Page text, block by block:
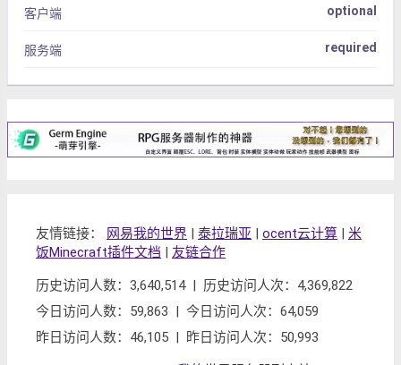
客户端 optional
服务端 required
友情链接： 网易我的世界 | 泰拉瑞亚 | ocent云计算 | 米
饭Minecraft插件文档 | 友链合作
历史访问人数：3,640,514 | 历史访问人次：4,369,822
今日访问人数：59,863 | 今日访问人次：64,059
昨日访问人数：46,105 | 昨日访问人次：50,993